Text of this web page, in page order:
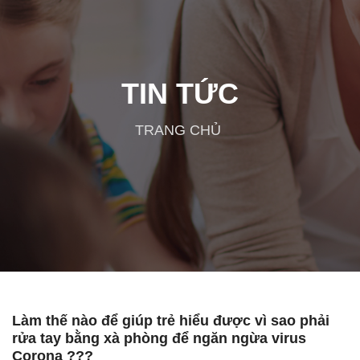
TIN TỨC
TRANG CHỦ
Làm thế nào để giúp trẻ hiểu được vì sao phải
rửa tay bằng xà phòng để ngăn ngừa virus
Corona ???